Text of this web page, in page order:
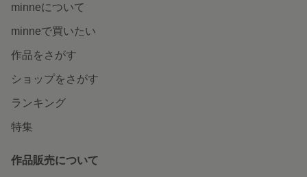
minneについて
minneで買いたい
作品をさがす
ショップをさがす
ランキング
特集
作品販売について